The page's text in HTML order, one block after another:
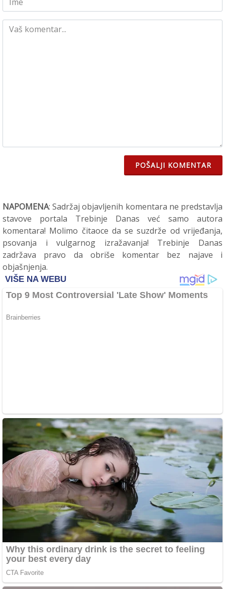
POŠALJI KOMENTAR
NAPOMENA: Sadržaj objavljenih komentara ne predstavlja
stavove portala Trebinje Danas već samo autora
komentara! Molimo čitaoce da se suzdrže od vrijeđanja,
psovanja i vulgarnog izražavanja! Trebinje Danas
zadržava pravo da obriše komentar bez najave i
objašnjenja.